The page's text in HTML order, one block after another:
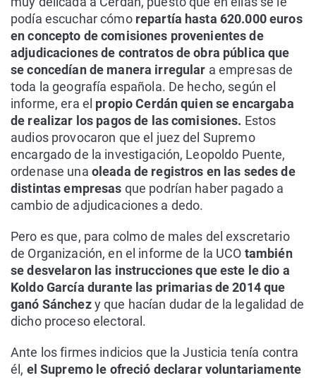
podía escuchar cómo repartía hasta 620.000 euros
en concepto de comisiones provenientes de
adjudicaciones de contratos de obra pública que
se concedían de manera irregular a empresas de
toda la geografía española. De hecho, según el
informe, era el propio Cerdán quien se encargaba
de realizar los pagos de las comisiones. Estos
audios provocaron que el juez del Supremo
encargado de la investigación, Leopoldo Puente,
ordenase una oleada de registros en las sedes de
distintas empresas que podrían haber pagado a
cambio de adjudicaciones a dedo.
Pero es que, para colmo de males del exscretario
de Organización, en el informe de la UCO también
se desvelaron las instrucciones que este le dio a
Koldo García durante las primarias de 2014 que
ganó Sánchezy que hacían dudar de la legalidad de
dicho proceso electoral.
Ante los firmes indicios que la Justicia tenía contra
él, el Supremo le ofreció declarar voluntariamente